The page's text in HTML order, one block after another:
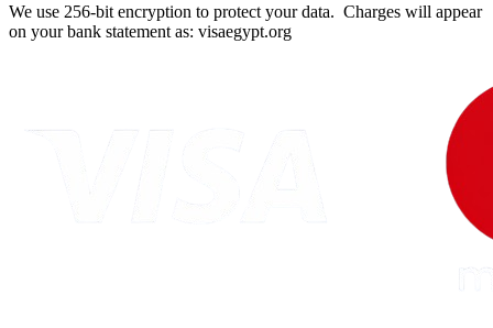
We use 256-bit encryption to protect your data. Charges will appear
on your bank statement as: visaegypt.org